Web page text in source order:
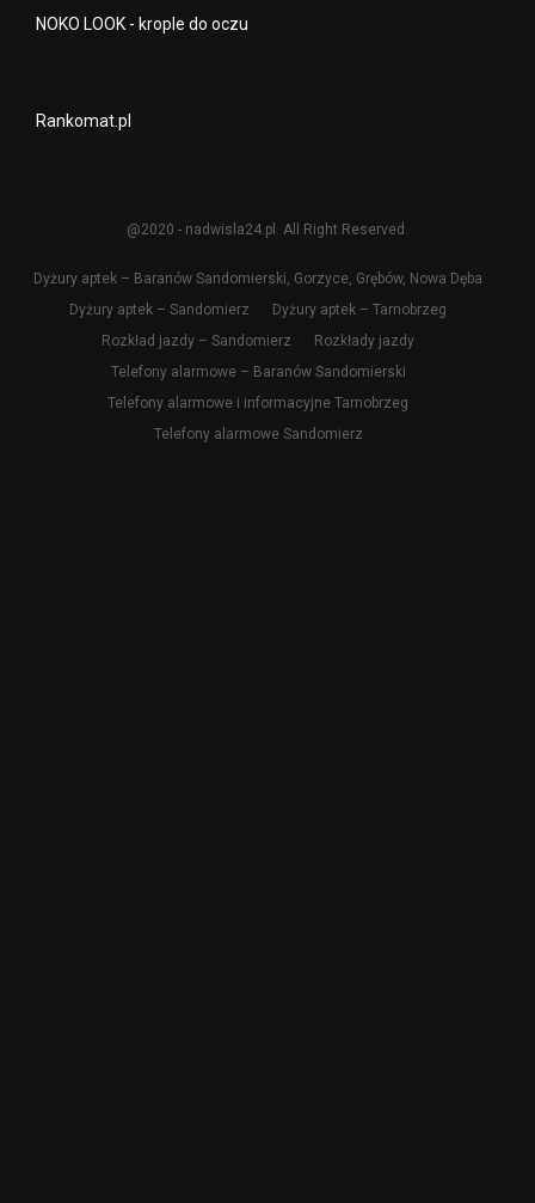
NOKO LOOK - krople do oczu
Rankomat.pl
@2020 - nadwisla24.pl. All Right Reserved.
Dyżury aptek – Baranów Sandomierski, Gorzyce, Grębów, Nowa Dęba
Dyżury aptek – Sandomierz
Dyżury aptek – Tarnobrzeg
Rozkład jazdy – Sandomierz
Rozkłady jazdy
Telefony alarmowe – Baranów Sandomierski
Telefony alarmowe i informacyjne Tarnobrzeg
Telefony alarmowe Sandomierz